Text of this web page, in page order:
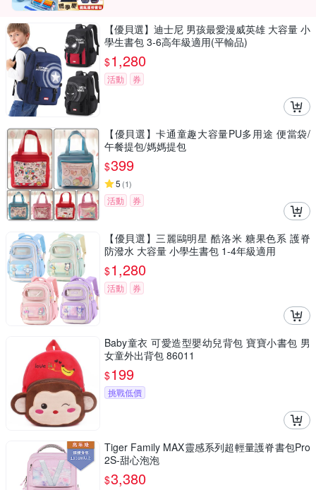
【優貝選】迪士尼 男孩最愛漫威英雄 大容量 小
學生書包 3-6高年級適用(平輸品)
$1,280
活動 券
【優貝選】卡通童趣大容量PU多用途 便當袋/
午餐提包/媽媽提包
$399
5 (1)
活動 券
【優貝選】三麗鷗明星 酷洛米 糖果色系 護脊
防潑水 大容量 小學生書包 1-4年級適用
$1,280
活動 券
Baby童衣 可愛造型嬰幼兒背包 寶寶小書包 男
女童外出背包 86011
$199
挑戰低價
Tiger Family MAX靈感系列超輕量護脊書包Pro
2S-甜心泡泡
$3,380